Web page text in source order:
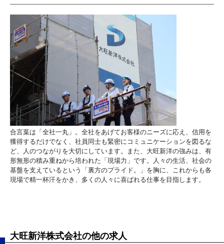
合言葉は「全社一丸」。全社をあげてお客様のニーズに応え、信用を
獲得するだけでなく、社員同士も緊密にコミュニケーションを図るな
ど、人のつながりを大切にしています。また、大旺新洋の強みは、有
形無形の積み重ねから培われた「現場力」です。人々の生活、社会の
基盤を支えているという「裏方のプライド。」を胸に、これからも各
現場で精一杯汗をかき、多くの人々に喜ばれる仕事を目指します。
大旺新洋株式会社の他の求人